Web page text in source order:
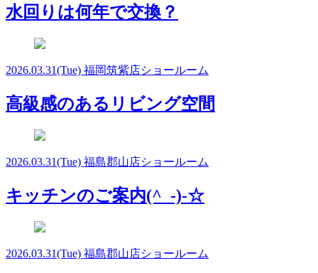
水回りは何年で交換？
2026.03.31(Tue) 福岡筑紫店ショールーム
高級感のあるリビング空間
2026.03.31(Tue) 福島郡山店ショールーム
キッチンのご案内(^_-)-☆
2026.03.31(Tue) 福島郡山店ショールーム